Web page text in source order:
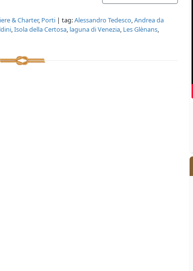
& Charter, Porti | tag:Alessandro Tedesco,Andrea da
,Isola della Certosa, laguna di Venezia, Les Glènans,